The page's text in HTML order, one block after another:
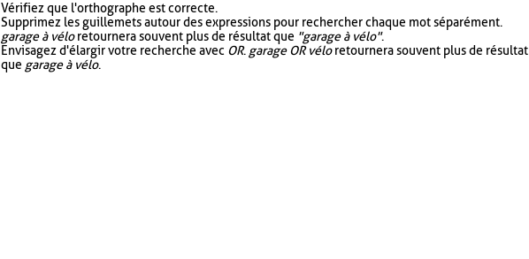
Vérifiez que l'orthographe est correcte.
Supprimez les guillemets autour des expressions pour rechercher chaque mot séparément.
garage à véloretournera souvent plus de résultat que "garage à vélo".
Envisagez d'élargir votre recherche avec OR. garage OR véloretournera souvent plus de résultat
que garage à vélo.